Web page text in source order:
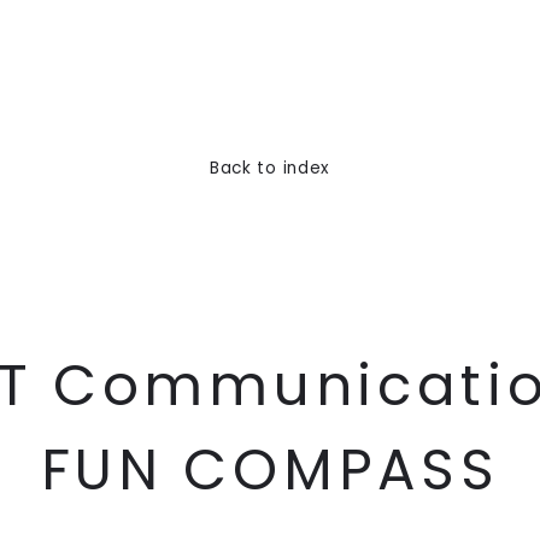
Back to index
Commu nicatio
FUN COM PASS